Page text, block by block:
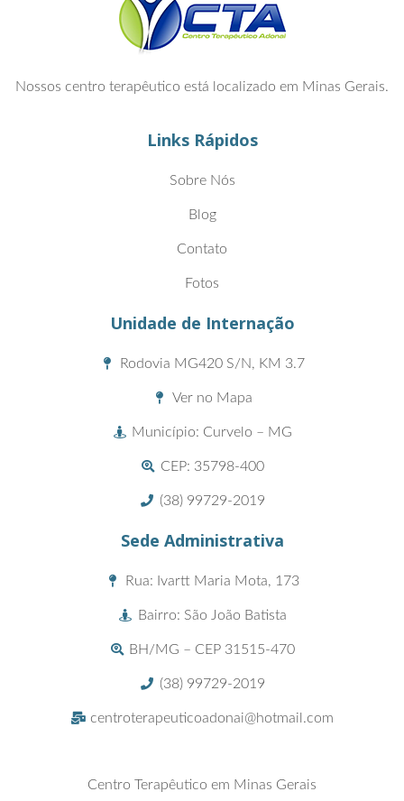
Nossos centro terapêutico está localizado em Minas Gerais.
Links Rápidos
Sobre Nós
Blog
Contato
Fotos
Unidade de Internação
Rodovia MG420 S/N, KM 3.7
Ver no Mapa
Município: Curvelo – MG
CEP: 35798-400
(38) 99729-2019
Sede Administrativa
Rua: Ivartt Maria Mota, 173
Bairro: São João Batista
BH/MG – CEP 31515-470
(38) 99729-2019
centroterapeuticoadonai@hotmail.com
Centro Terapêutico em Minas Gerais